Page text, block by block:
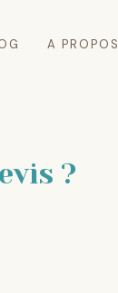
A PROPOS
?